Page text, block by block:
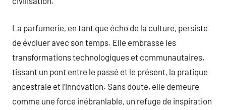
La parfumerie, en tant que écho de la culture, persiste
de évoluer avec son temps. Elle embrasse les
transformations technologiques et communautaires,
tissant un pont entre le passé et le présent, la pratique
ancestrale et l’innovation. Sans doute, elle demeure
comme une force inébranlable, un refuge de inspiration